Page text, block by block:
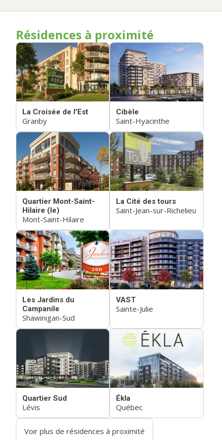
Résidences à proximité
La Croisée de l'Est
Granby
Cibèle
Saint-Hyacinthe
Quartier Mont-Saint-
Hilaire (le)
Mont-Saint-Hilaire
La Cité des tours
Saint-Jean-sur-Richelieu
Les Jardins du
Campanile
Shawinigan-Sud
VAST
Sainte-Julie
Quartier Sud
Lévis
Ékla
Québec
Voir plus de résidences à proximité